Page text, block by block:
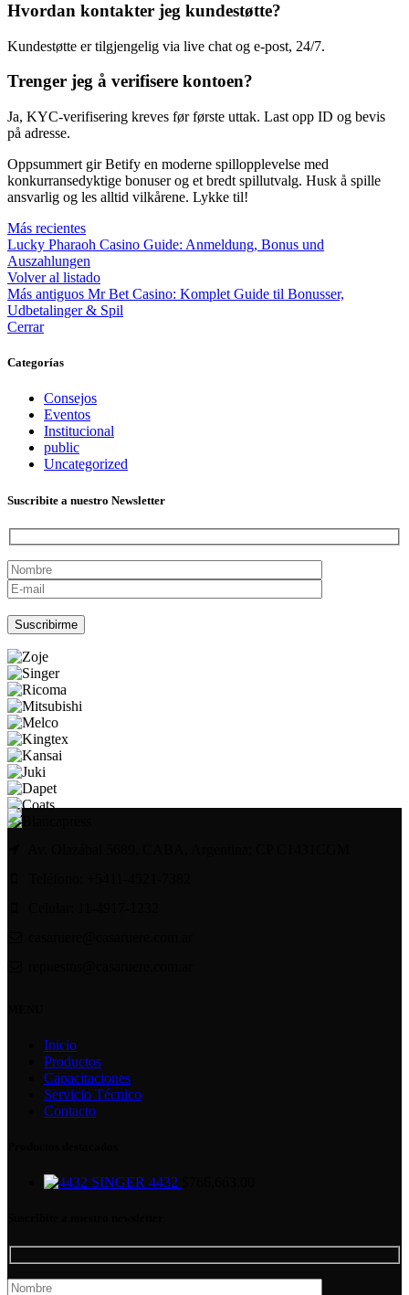
Hvordan kontakter jeg kundestøtte?
Kundestøtte er tilgjengelig via live chat og e-post, 24/7.
Trenger jeg å verifisere kontoen?
Ja, KYC-verifisering kreves før første uttak. Last opp ID og bevis
på adresse.
Oppsummert gir Betify en moderne spillopplevelse med
konkurransedyktige bonuser og et bredt spillutvalg. Husk å spille
ansvarlig og les alltid vilkårene. Lykke til!
Más recientes
Lucky Pharaoh Casino Guide: Anmeldung, Bonus und
Auszahlungen
Volver al listado
Más antiguos Mr Bet Casino: Komplet Guide til Bonusser,
Udbetalinger & Spil
Cerrar
Categorías
Consejos
Eventos
Institucional
public
Uncategorized
Suscribite a nuestro Newsletter
Inicio
Productos
Capacitaciones
Servicio Técnico
Contacto
SINGER 4432